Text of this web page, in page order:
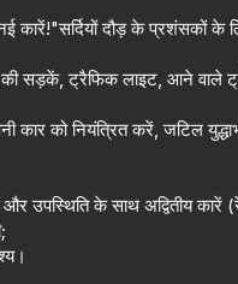
61
कारें!"सर्दियों दौड़ के प्रशंसकों
की सड़कें, ट्रैफिक लाइट, आने वाले
कार को नियंत्रित करें, जटिल
उपस्थिति के साथ अद्वितीय कारें